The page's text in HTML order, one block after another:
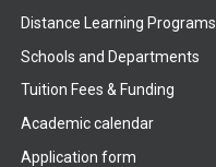
Distance Learning Programs
Schools and Departments
Tuition Fees & Funding
Academic calendar
Application form